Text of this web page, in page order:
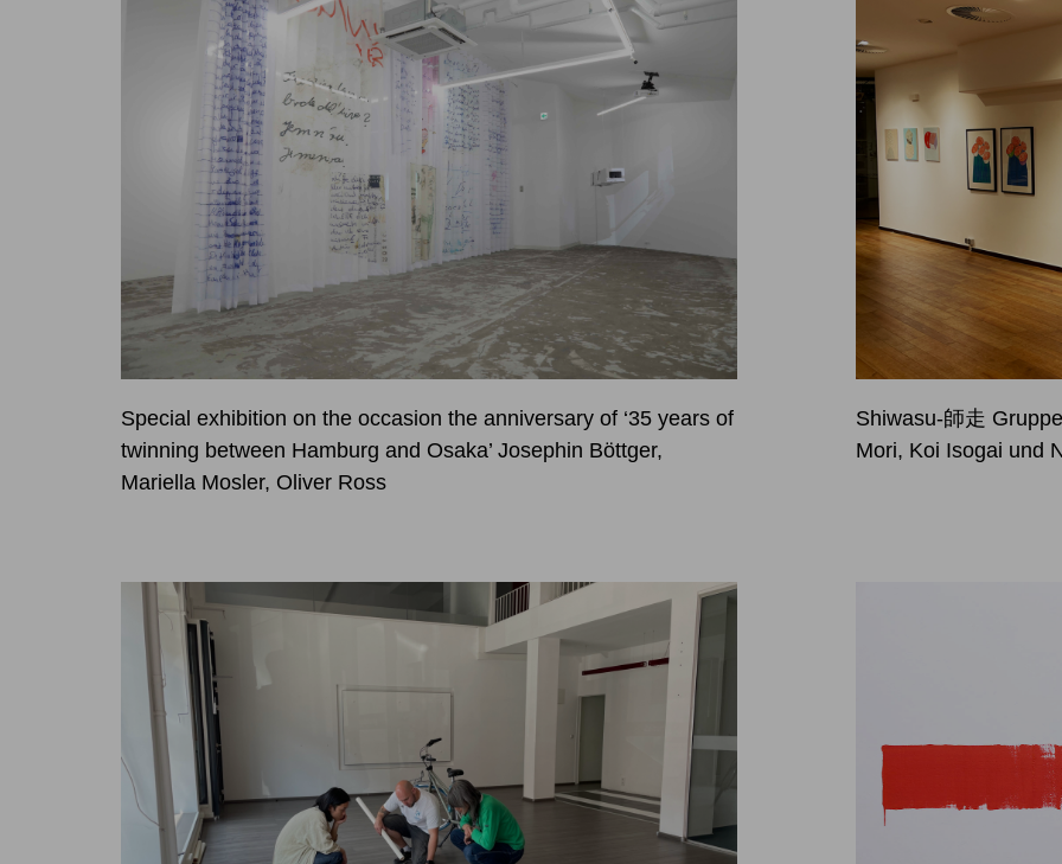
Special exhibition on the occasion the anniversary of ‘35 years of
twinning between Hamburg and Osaka’ Josephin Böttger,
Mariella Mosler, Oliver Ross
Shiwasu-師走
Mori, Koi Isogai und